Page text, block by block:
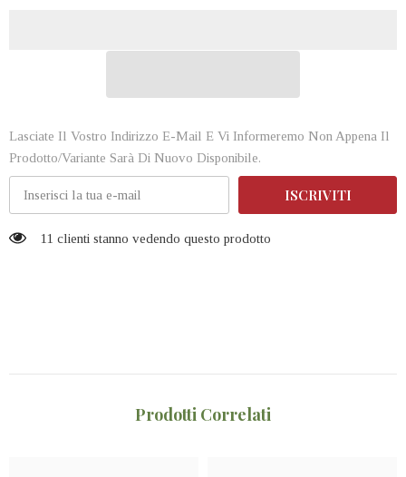
Lasciate Il Vostro Indirizzo E-Mail E Vi Informeremo Non Appena Il
Prodotto/variante Sarà Di Nuovo Disponibile.
ISCRIVITI
11 clienti stanno vedendo questo prodotto
Prodotti Correlati